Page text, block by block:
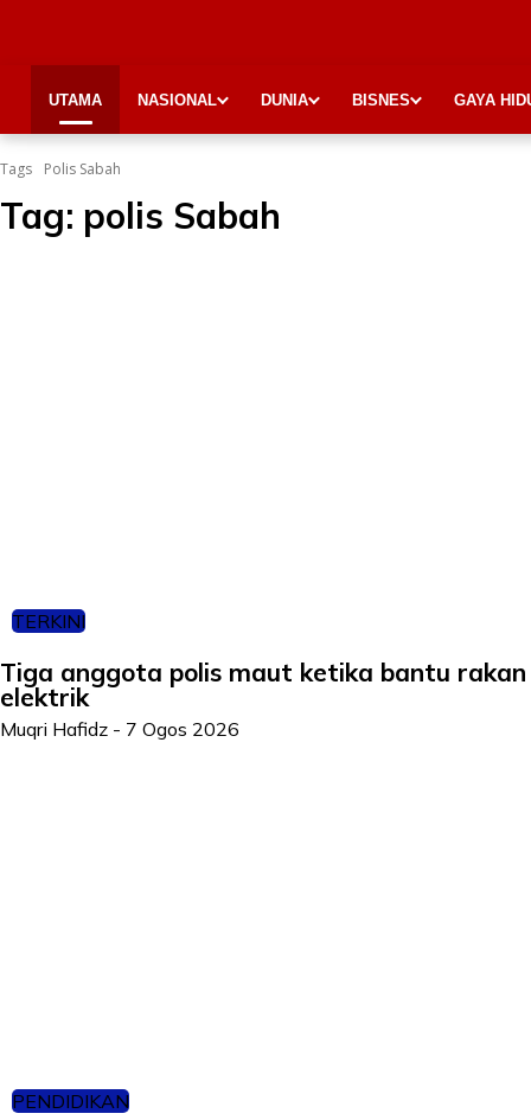
UTAMA NASIONAL DUNIA BISNES GAYA
Tags Polis Sabah
Tag: polis Sabah
TERKINI
Tiga anggota polis maut ketika bantu
elektrik
Muqri Hafidz - 7 Ogos 2026
PENDIDIKAN